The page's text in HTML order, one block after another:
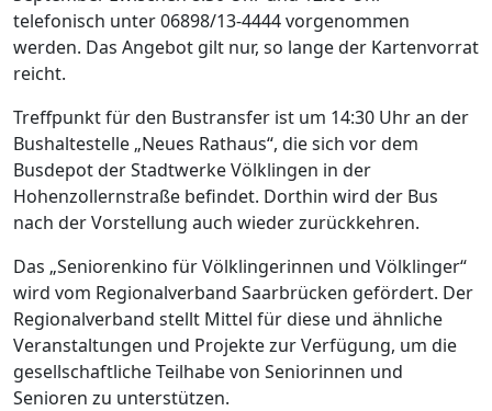
telefonisch unter 06898/13-4444 vorgenommen
werden. Das Angebot gilt nur, so lange der Kartenvorrat
reicht.
Treffpunkt für den Bustransfer ist um 14:30 Uhr an der
Bushaltestelle „Neues Rathaus“, die sich vor dem
Busdepot der Stadtwerke Völklingen in der
Hohenzollernstraße befindet. Dorthin wird der Bus
nach der Vorstellung auch wieder zurückkehren.
Das „Seniorenkino für Völklingerinnen und Völklinger“
wird vom Regionalverband Saarbrücken gefördert. Der
Regionalverband stellt Mittel für diese und ähnliche
Veranstaltungen und Projekte zur Verfügung, um die
gesellschaftliche Teilhabe von Seniorinnen und
Senioren zu unterstützen.